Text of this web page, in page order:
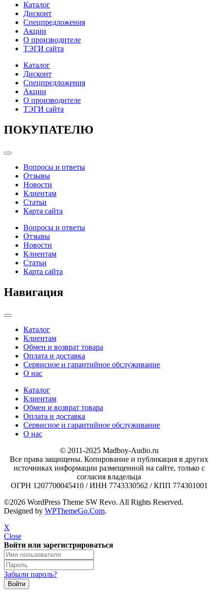
Каталог
Дисконт
Спецпредложения
Акции
О производителе
ТЭГИ сайта
Каталог
Дисконт
Спецпредложения
Акции
О производителе
ТЭГИ сайта
ПОКУПАТЕЛЮ
Categories
Вопросы и ответы
Отзывы
Новости
Клиентам
Статьи
Карта сайта
Вопросы и ответы
Отзывы
Новости
Клиентам
Статьи
Карта сайта
Навигация
Categories
Каталог
Клиентам
Обмен и возврат товара
Оплата и доставка
Сервисное и гарантийное обслуживание
О нас
Каталог
Клиентам
Обмен и возврат товара
Оплата и доставка
Сервисное и гарантийное обслуживание
О нас
© 2011-2025 Madboy-Audio.ru
Все права защищены. Копирование и публикация в других
источниках информации размещенной на сайте, только с
согласия владельца
ОГРН 1207700045410 / ИНН 7743330562 / КПП 774301001
©2026 WordPress Theme SW Revo. All Rights Reserved.
Designed by WPThemeGo.Com.
X
Close
Войти или зарегистрироваться
Забыли пароль?